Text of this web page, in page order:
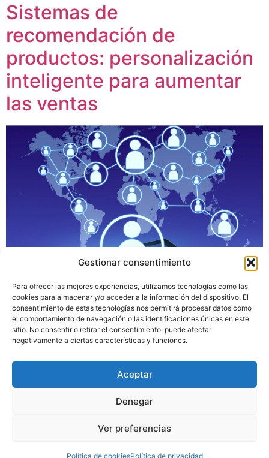
Gestionar consentimiento
Para ofrecer las mejores experiencias, utilizamos tecnologías como las
cookies para almacenar y/o acceder a la información del dispositivo. El
consentimiento de estas tecnologías nos permitirá procesar datos como
el comportamiento de navegación o las identificaciones únicas en este
sitio. No consentir o retirar el consentimiento, puede afectar
negativamente a ciertas características y funciones.
Aceptar
Denegar
Ver preferencias
Política de cookiesPolítica de privacidad
Sistemas de
recomendación de
productos: personalización
inteligente para aumentar
las ventas
En el bullicioso panorama del comercio electrónico,
donde la competencia es feroz y las expectativas de
los consumidores evolucionan constantemente, las
empresas buscan constantemente formas innovadoras
de mejorar la experiencia de sus clientes e impulsar las
impulso es la implementación de sistemas de
recomendación de productos […]